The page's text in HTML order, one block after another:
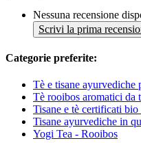
Nessuna recensione
Scrivi la prima
Categorie preferite:
Tè e tisane ayurvediche
Tè rooibos aromatici da
Tisane e tè certificati bio
Tisane ayurvediche in
Yogi Tea - Rooibos